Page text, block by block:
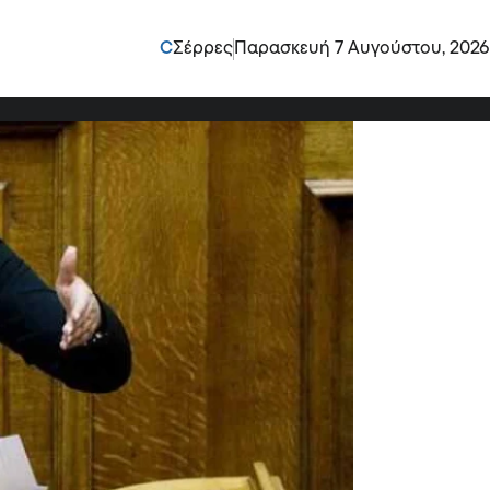
CΣέρρες Παρασκευή 7 Αυγούστου, 2026